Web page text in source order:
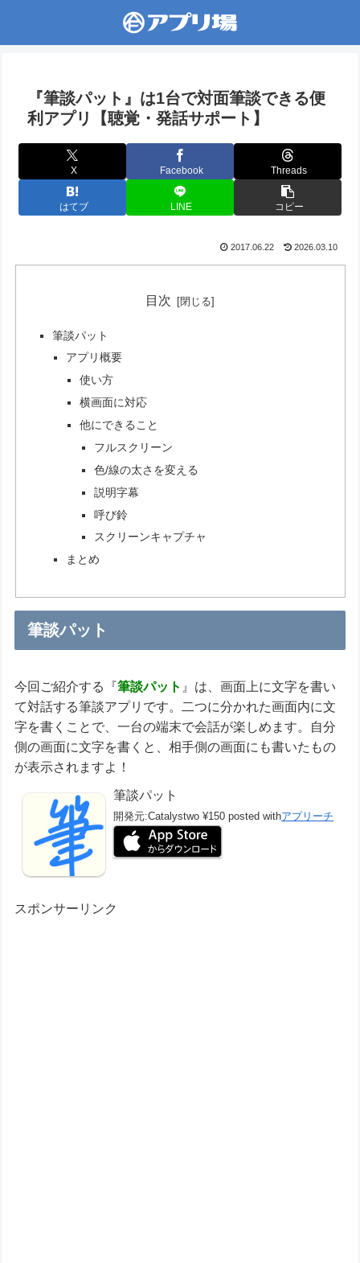
『筆談パット』は1台で対面筆談できる便
利アプリ【聴覚・発話サポート】
X Facebook Threads
はてブ LINE コピー
2017.06.22 2026.03.10
目次
筆談パット
アプリ概要
使い方
横画面に対応
他にできること
フルスクリーン
色/線の太さを変える
説明字幕
呼び鈴
スクリーンキャプチャ
まとめ
筆談パット
今回ご紹介する『筆談パット 』は、画面上に文字を書い
て対話する筆談アプリです。二つに分かれた画面内に文
字を書くことで、一台の端末で会話が楽しめます。自分
側の画面に文字を書くと、相手側の画面にも書いたもの
が表示されますよ！
筆談パット
開発元:Catalystwo ¥150 posted withアプリーチ
スポンサーリンク